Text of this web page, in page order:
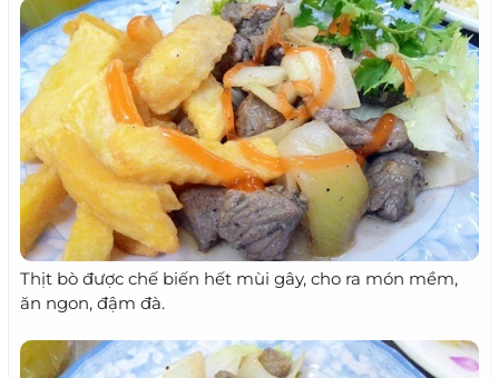
Thịt bò được chế biến hết mùi gây, cho ra món mềm,
ăn ngon, đậm đà.